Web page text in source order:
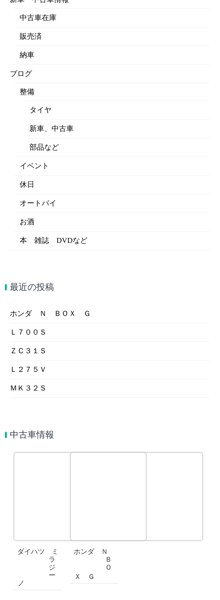
中古車在庫
販売済
納車
ブログ
整備
タイヤ
新車、中古車
部品など
イベント
休日
オートバイ
お酒
本 雑誌 DVDなど
最近の投稿
ホンダ Ｎ ＢＯＸ Ｇ
Ｌ７００Ｓ
ＺＣ３１Ｓ
Ｌ２７５Ｖ
ＭＫ３２Ｓ
中古車情報
ダイハツ ミ
ラ
ジ
ー
ノ
ホンダ Ｎ
Ｂ
Ｏ
Ｘ Ｇ